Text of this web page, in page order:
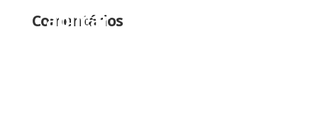
Comentários
aplicar